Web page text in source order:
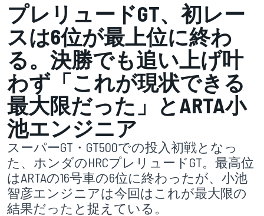
プレリュードGT、初レー
スは6位が最上位に終わ
る。決勝でも追い上げ叶
わず「これが現状できる
最大限だった」とARTA小
池エンジニア
スーパーGT・GT500での投入初戦となっ
た、ホンダのHRCプレリュードGT。最高位
はARTAの16号車の6位に終わったが、小池
智彦エンジニアは今回はこれが最大限の
結果だったと捉えている。